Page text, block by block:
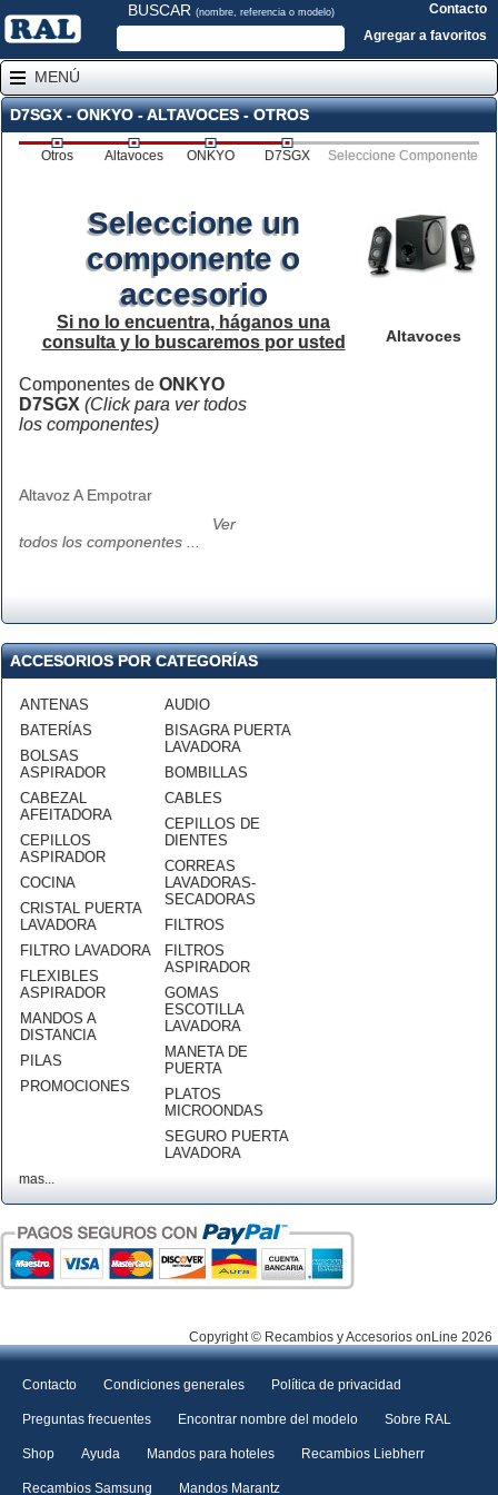
BUSCAR (nombre, referencia o modelo)
Contacto
Agregar a favoritos
MENÚ
D7SGX - ONKYO - ALTAVOCES - OTROS
Otros Altavoces ONKYO D7SGX Seleccione Componente
Altavoces
Seleccione un
componente o
accesorio
Si no lo encuentra, háganos una
consulta y lo buscaremos por usted
Componentes de ONKYO
D7SGX (Click para ver todos
los componentes)
Altavoz A Empotrar
Ver
todos los componentes ...
ACCESORIOS POR CATEGORÍAS
ANTENAS
BATERÍAS
BOLSAS
ASPIRADOR
CABEZAL
AFEITADORA
CEPILLOS
ASPIRADOR
COCINA
CRISTAL PUERTA
LAVADORA
FILTRO LAVADORA
FLEXIBLES
ASPIRADOR
MANDOS A
DISTANCIA
PILAS
PROMOCIONES
AUDIO
BISAGRA PUERTA
LAVADORA
BOMBILLAS
CABLES
CEPILLOS DE
DIENTES
CORREAS
LAVADORAS-
SECADORAS
FILTROS
FILTROS
ASPIRADOR
GOMAS
ESCOTILLA
LAVADORA
MANETA DE
PUERTA
PLATOS
MICROONDAS
SEGURO PUERTA
LAVADORA
mas...
Copyright © Recambios y Accesorios onLine 2026
Contacto Condiciones generales Política de privacidad
Preguntas frecuentes Encontrar nombre del modelo Sobre RAL
Shop Ayuda Mandos para hoteles Recambios Liebherr
Recambios Samsung Mandos Marantz